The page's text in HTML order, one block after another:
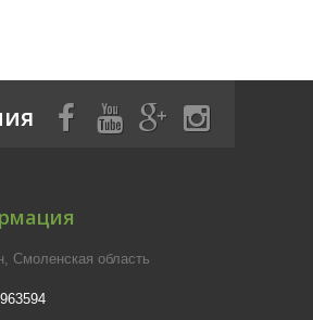
Смоленская область